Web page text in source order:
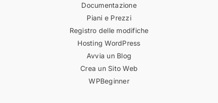
Documentazione
Piani e Prezzi
Registro delle modifiche
Hosting WordPress
Avvia un Blog
Crea un Sito Web
WPBeginner